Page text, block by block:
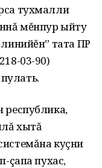
тухмалли
мĕнпур ыйту
тата ПР
03-90)
республика,
хытă
куçни
çапа пухас,